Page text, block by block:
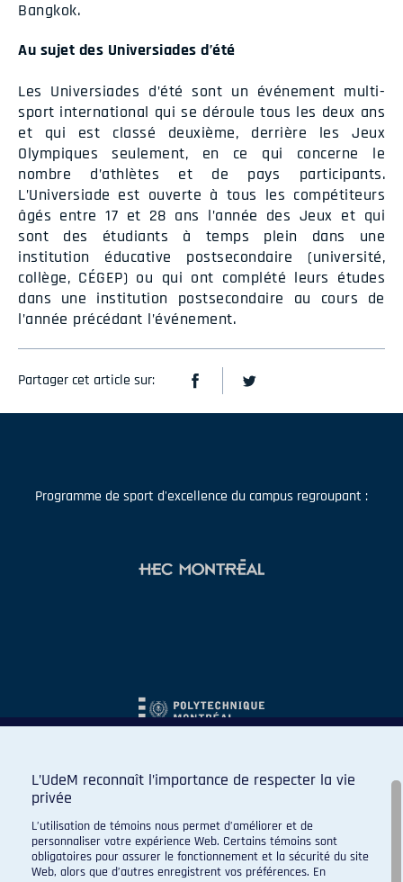
Bangkok.
Au sujet des Universiades d’été
Les Universiades d’été sont un événement multi-
sport international qui se déroule tous les deux ans
et qui est classé deuxième, derrière les Jeux
Olympiques seulement, en ce qui concerne le
nombre d’athlètes et de pays participants.
L’Universiade est ouverte à tous les compétiteurs
âgés entre 17 et 28 ans l’année des Jeux et qui
sont des étudiants à temps plein dans une
institution éducative postsecondaire (université,
collège, CÉGEP) ou qui ont complété leurs études
dans une institution postsecondaire au cours de
l’année précédant l’événement.
Partager cet article sur:
Programme de sport d'excellence du campus regroupant :
L’UdeM reconnaît l’importance de respecter la vie
privée
L’utilisation de témoins nous permet d’améliorer et de
personnaliser votre expérience Web. Certains témoins sont
obligatoires pour assurer le fonctionnement et la sécurité du site
Web, alors que d’autres enregistrent vos préférences. En